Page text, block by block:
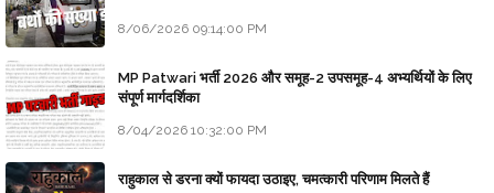
8/06/2026 09:14:00 PM
MP Patwari भर्ती 2026 और समूह-2 उपसमूह-4 अभ्यर्थियों के लिए
संपूर्ण मार्गदर्शिका
8/04/2026 10:32:00 PM
राहुकाल से डरना क्यों फायदा उठाइए, चमत्कारी परिणाम मिलते हैं